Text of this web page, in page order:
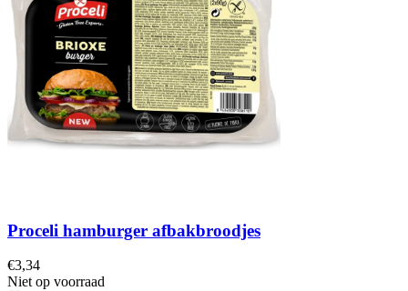
Proceli hamburger afbakbroodjes
€3,34
Niet op voorraad